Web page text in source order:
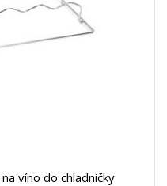
víno do chladničky